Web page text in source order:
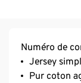
Numéro de
Jersey
Pur coton